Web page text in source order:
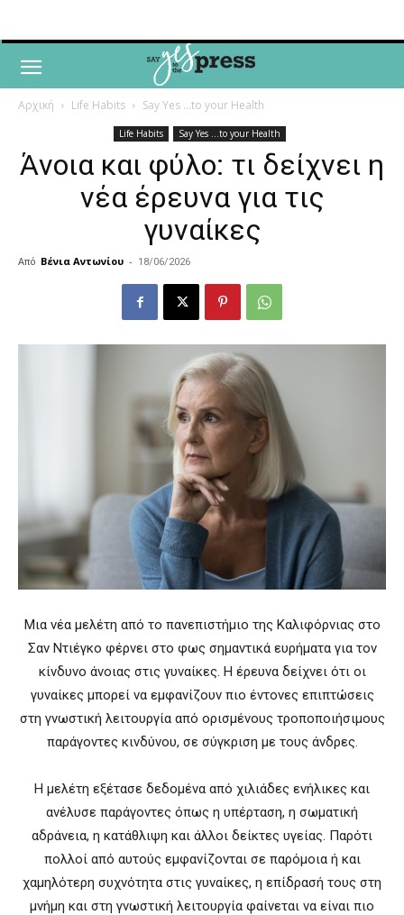
Αρχική Life Habits Say Yes ...to your Health
Life Habits Say Yes ...to your Health
Άνοια και φύλο: τι δείχνει η
νέα έρευνα για τις
γυναίκες
Από Βένια Αντωνίου - 18/06/2026
Μια νέα μελέτη από το πανεπιστήμιο της Καλιφόρνιας στο
Σαν Ντιέγκο φέρνει στο φως σημαντικά ευρήματα για τον
κίνδυνο άνοιας στις γυναίκες. Η έρευνα δείχνει ότι οι
γυναίκες μπορεί να εμφανίζουν πιο έντονες επιπτώσεις
στη γνωστική λειτουργία από ορισμένους τροποποιήσιμους
παράγοντες κινδύνου, σε σύγκριση με τους άνδρες.
Η μελέτη εξέτασε δεδομένα από χιλιάδες ενήλικες και
ανέλυσε παράγοντες όπως η υπέρταση, η σωματική
αδράνεια, η κατάθλιψη και άλλοι δείκτες υγείας. Παρότι
πολλοί από αυτούς εμφανίζονται σε παρόμοια ή και
χαμηλότερη συχνότητα στις γυναίκες, η επίδρασή τους στη
μνήμη και στη γνωστική λειτουργία φαίνεται να είναι πιο